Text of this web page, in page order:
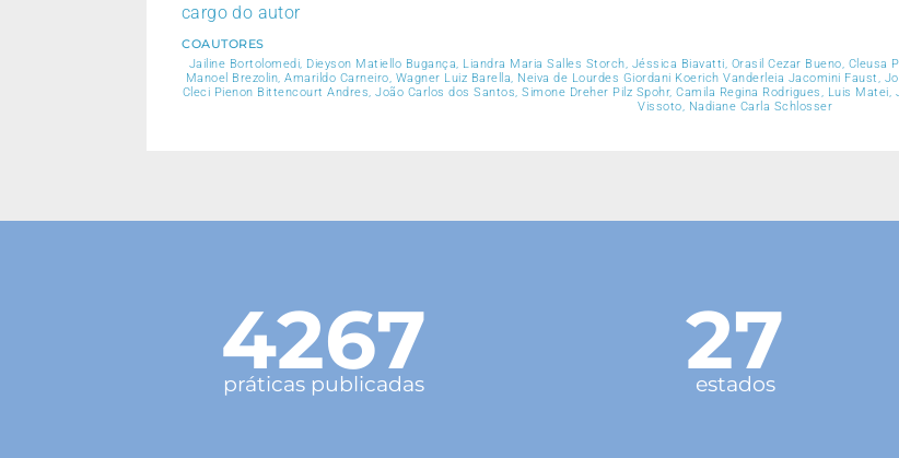
cargo do autor
COAUTORES
Jailine Bortolomedi, Dieyson Matiello Bugança, Liandra Maria Salles Storch, Jéssica Biavatti, Orasil Cezar Bueno, Cleusa
Manoel Brezolin, Amarildo Carneiro, Wagner Luiz Barella, Neiva de Lourdes Giordani Koerich Vanderleia Jacomini Faust,
Cleci Pienon Bittencourt Andres, João Carlos dos Santos, Simone Dreher Pilz Spohr, Camila Regina Rodrigues, Luis
Vissoto, Nadiane Carla Schlosser
4267
práticas publicadas 27
estados